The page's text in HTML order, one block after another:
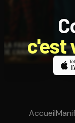
c'est
Accueil